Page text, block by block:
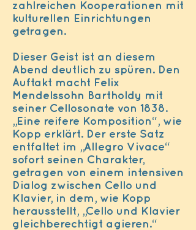
zahlreichen Kooperationen mit
kulturellen Einrichtungen
getragen.
Dieser Geist ist an diesem
Abend deutlich zu spüren. Den
Auftakt macht Felix
Mendelssohn Bartholdy mit
seiner Cellosonate von 1838.
„Eine reifere Komposition“, wie
Kopp erklärt. Der erste Satz
entfaltet im „Allegro Vivace“
sofort seinen Charakter,
getragen von einem intensiven
Dialog zwischen Cello und
Klavier, in dem, wie Kopp
herausstellt, „Cello und Klavier
gleichberechtigt agieren.“